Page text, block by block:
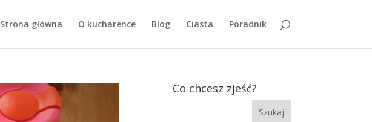
Strona główna O kucharence Blog Ciasta Poradnik
Co chcesz zjeść?